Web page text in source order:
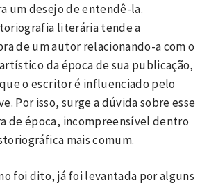
um desejo de entendê-la.
literária tende a
de um autor relacionando-a com o
da época de sua publicação,
o escritor é influenciado pelo
Por isso, surge a dúvida sobre esse
de época, incompreensível dentro
mais comum.
foi dito, já foi levantada por alguns